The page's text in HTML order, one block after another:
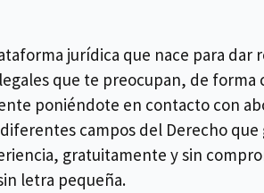
jurídica que nace para dar
que te preocupan, de forma
poniéndote en contacto con
campos del Derecho que
gratuitamente y sin
letra pequeña.